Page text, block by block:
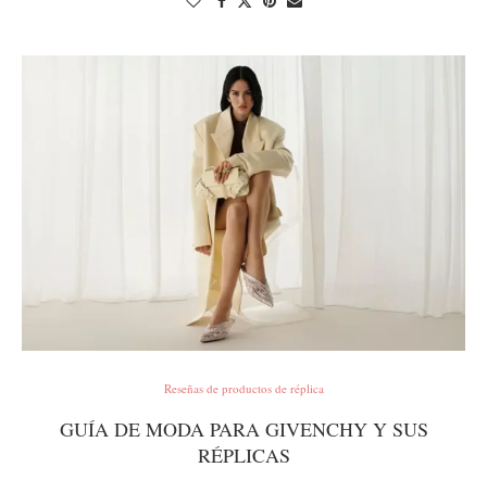
Reseñas de productos de réplica
GUÍA DE MODA PARA GIVENCHY Y SUS
RÉPLICAS